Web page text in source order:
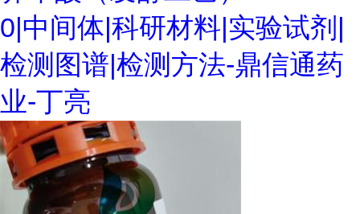
0|中间体|科研材料|实验试剂|
检测图谱|检测方法-鼎信通药
业-丁亮